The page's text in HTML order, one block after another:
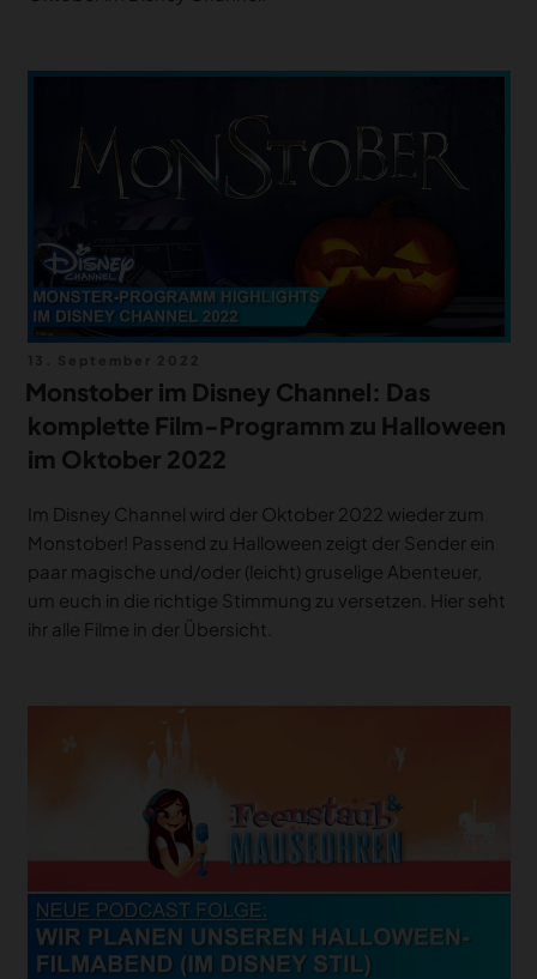
am
Monstober im Disney Channel: Das
komplette Film-Programm zu Halloween
im Oktober 2022
Im Disney Channel wird der Oktober 2022 wieder zum
Monstober! Passend zu Halloween zeigt der Sender ein
paar magische und/oder (leicht) gruselige Abenteuer,
um euch in die richtige Stimmung zu versetzen. Hier seht
ihr alle Filme in der Übersicht.